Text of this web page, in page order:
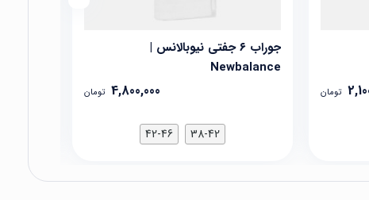
تومان
جوراب ۶ جفتی نیوبالانس |
Newbalance
4,800,000 تومان
38-42
42-46